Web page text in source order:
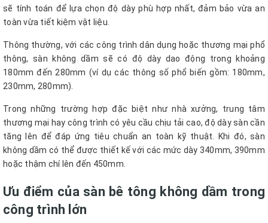
sẽ tính toán để lựa chọn độ dày phù hợp nhất, đảm bảo vừa an
toàn vừa tiết kiệm vật liệu.
Thông thường, với các công trình dân dụng hoặc thương mại phổ
thông, sàn không dầm sẽ có độ dày dao động trong khoảng
180mm đến 280mm (ví dụ các thông số phổ biến gồm: 180mm,
230mm, 280mm).
Trong những trường hợp đặc biệt như nhà xưởng, trung tâm
thương mại hay công trình có yêu cầu chịu tải cao, độ dày sàn cần
tăng lên để đáp ứng tiêu chuẩn an toàn kỹ thuật. Khi đó, sàn
không dầm có thể được thiết kế với các mức dày 340mm, 390mm
hoặc thậm chí lên đến 450mm.
Ưu điểm của sàn bê tông không dầm trong
công trình lớn